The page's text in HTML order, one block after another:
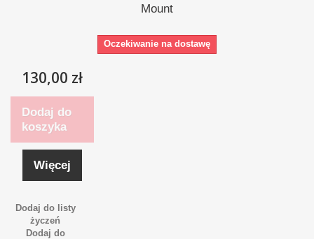
Mount
Oczekiwanie na dostawę
130,00 zł
Dodaj do
koszyka
Więcej
Dodaj do listy
życzeń
Dodaj do